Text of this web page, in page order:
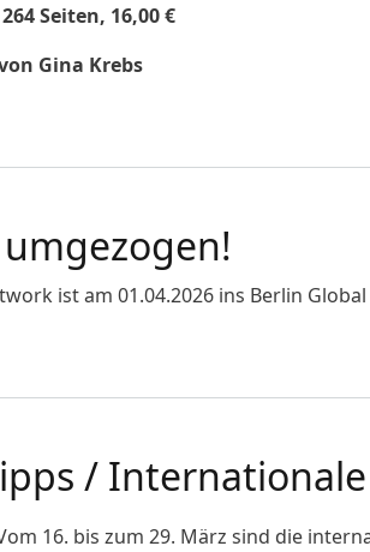
Seiten, 16,00 €
Gina Krebs
ist am 01.04.2026 ins Berlin
/
16. bis zum 29. März sind die